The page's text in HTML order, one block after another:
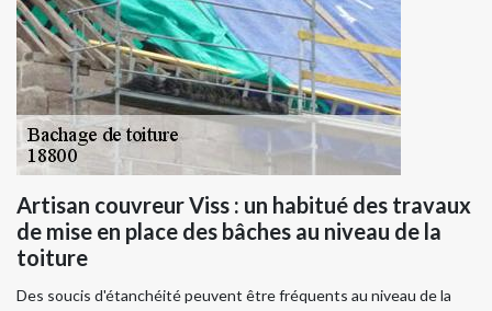
Artisan couvreur Viss : un habitué des travaux
de mise en place des bâches au niveau de la
toiture
Des soucis d'étanchéité peuvent être fréquents au niveau de la